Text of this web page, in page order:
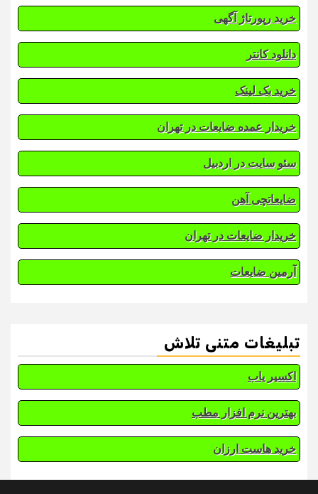
خرید رپورتاژ آگهی
دانلود کانتر
خرید بک لینک
خریدار عمده ضایعات در تهران
سئو سایت در اردبیل
ضایعاتچی آهن
خریدار ضایعات در تهران
آرمین ضایعات
تبلیغات متنی تلاش
اکسیر یاب
بهترین نرم افزار مطب
خرید هاست ارزان